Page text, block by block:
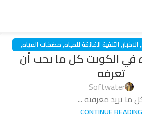
,الاخبار,التنقية الفائقة للمياه,مضخات المياه,
مضخات تدوير الماء الحر
في الكويت كل ما يجب أن
تعرفه
Softwater
ما تريد معرفته ...
CONTINUE READING